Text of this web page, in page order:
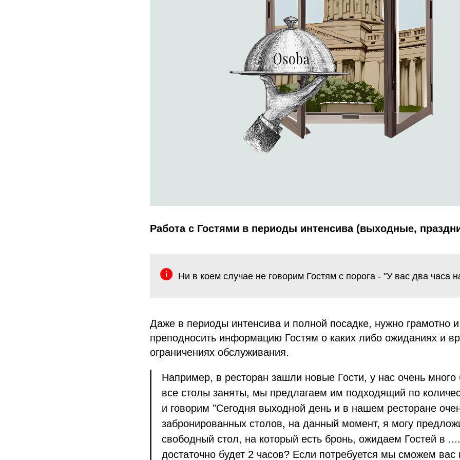
Работа с Гостями в периоды интенсива (выходные,
Ни в коем случае не говорим Гостям с порога - "У вас два часа
Даже в периоды интенсива и полной посадке, нужно грамотно
преподносить информацию Гостям о каких либо ожиданиях и
ограничениях обслуживания.
Например, в ресторан зашли новые Гости, у нас очень много
все столы заняты, мы предлагаем им подходящий по
и говорим "Сегодня выходной день и в нашем ресторане
забронированных столов, на данный момент, я могу
свободный стол, на который есть бронь, ожидаем Гостей в
достаточно будет 2 часов? Если потребуется мы сможем вас